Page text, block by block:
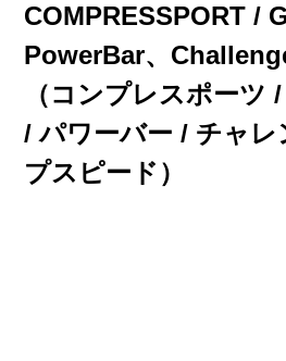
COMPRESSPORT /
PowerBar、
（コンプレスポーツ
/ パワーバー / チャレ
プスピード ）